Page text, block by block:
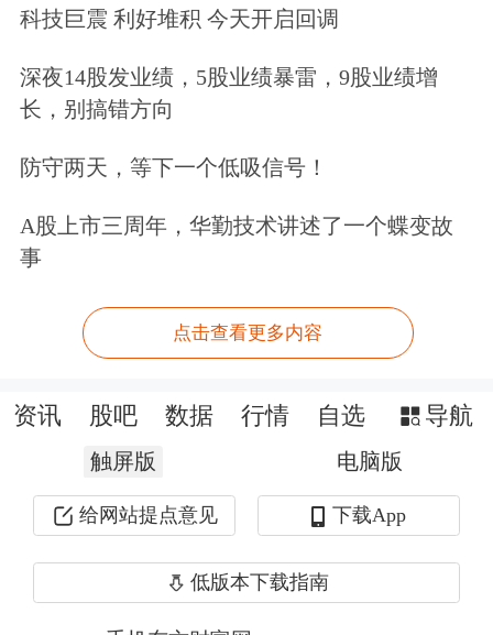
在降息预期。同时，随着居民跨境旅游
易顺差受外需走弱影响有所收窄，对汇
率也会形成阶段性压力。
弱影响，整个东亚经济体的货币都有所
度超过4%。当前全球呈现服务贸易
强、货物贸易弱的格局，在这种新格局
下，包括中国在内的东亚经济体会有
些‘吃亏’，制造业不景气拖累汇率表
现。”周学智称。
科技巨震 利好堆积 今天开启回调
深夜14股发业绩，5股业绩暴雷，9股业绩增
长，别搞错方向
防守两天，等下一个低吸信号！
A股上市三周年，华勤技术讲述了一个蝶变故
事
点击查看更多内容
资讯 股吧 数据 行情 自选 导航
触屏版 电脑版
给网站提点意见 下载App
低版本下载指南